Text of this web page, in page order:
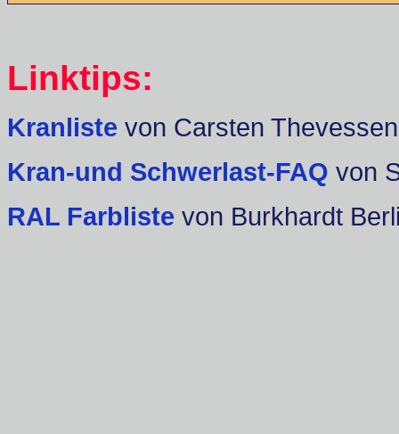
Linktips:
Kranliste von Carsten Thevessen
Kran-und Schwerlast-FAQ von
RAL Farbliste von Burkhardt